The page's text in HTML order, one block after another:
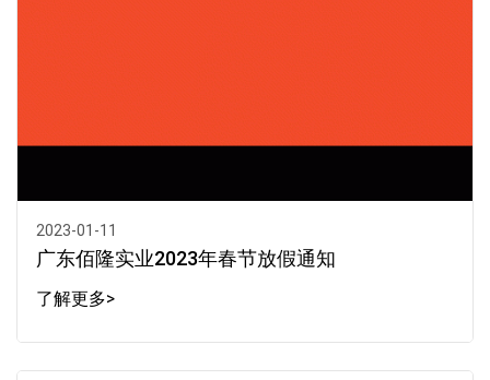
2023-01-11
广东佰隆实业2023年春节放假通知
了解更多>